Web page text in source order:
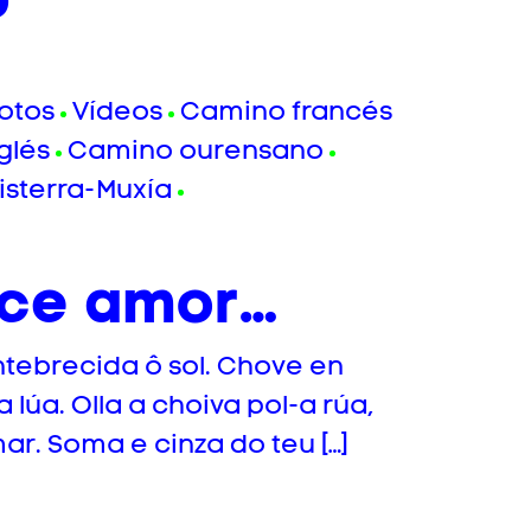
Vídeos Camino francés
Camino ourensano
Muxía
amor…
ô sol. Chove en
Olla a choiva pol-a rúa,
Soma e cinza do teu […]